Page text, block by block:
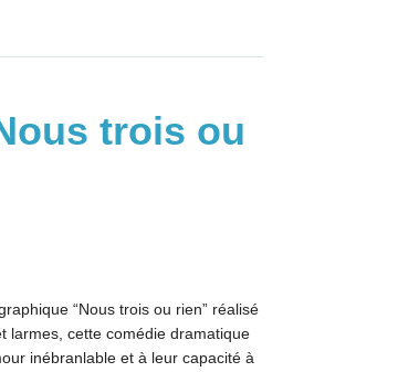
trois ou
“Nous trois ou rien” réalisé
larmes, cette comédie dramatique
inébranlable et à leur capacité à